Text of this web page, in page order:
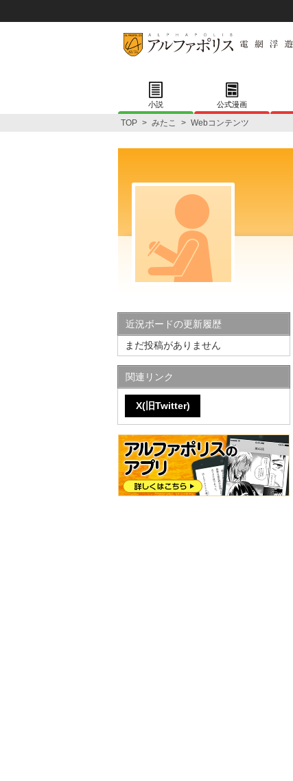
小説 公式漫画
TOP > みたこ > Webコンテンツ
近況ボードの更新履歴
まだ投稿がありません
関連リンク
X(旧Twitter)